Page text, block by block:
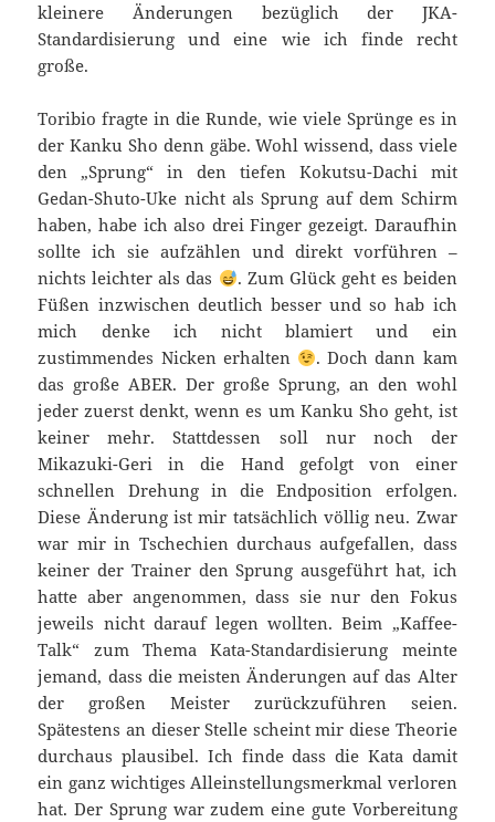
kleinere Änderungen bezüglich der JKA-
Standardisierung und eine wie ich finde recht
große.
Toribio fragte in die Runde, wie viele Sprünge es in
der Kanku Sho denn gäbe. Wohl wissend, dass viele
den „Sprung“ in den tiefen Kokutsu-Dachi mit
Gedan-Shuto-Uke nicht als Sprung auf dem Schirm
haben, habe ich also drei Finger gezeigt. Daraufhin
sollte ich sie aufzählen und direkt vorführen –
nichts leichter als das
. Zum Glück geht es beiden
Füßen inzwischen deutlich besser und so hab ich
mich denke ich nicht blamiert und ein
zustimmendes Nicken erhalten
. Doch dann kam
das große ABER. Der große Sprung, an den wohl
jeder zuerst denkt, wenn es um Kanku Sho geht, ist
keiner mehr. Stattdessen soll nur noch der
Mikazuki-Geri in die Hand gefolgt von einer
schnellen Drehung in die Endposition erfolgen.
Diese Änderung ist mir tatsächlich völlig neu. Zwar
war mir in Tschechien durchaus aufgefallen, dass
keiner der Trainer den Sprung ausgeführt hat, ich
hatte aber angenommen, dass sie nur den Fokus
jeweils nicht darauf legen wollten. Beim „Kaffee-
Talk“ zum Thema Kata-Standardisierung meinte
jemand, dass die meisten Änderungen auf das Alter
der großen Meister zurückzuführen seien.
Spätestens an dieser Stelle scheint mir diese Theorie
durchaus plausibel. Ich finde dass die Kata damit
ein ganz wichtiges Alleinstellungsmerkmal verloren
hat. Der Sprung war zudem eine gute Vorbereitung